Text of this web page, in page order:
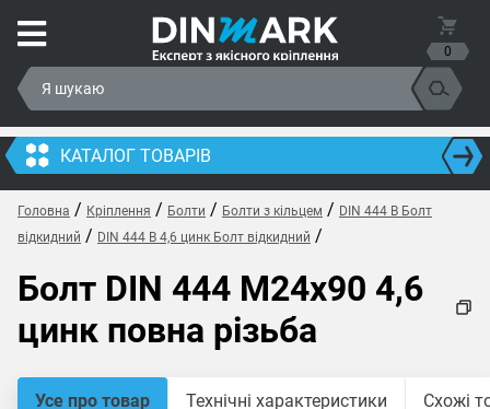
0
КАТАЛОГ ТОВАРІВ
Головна / Кріплення / Болти / Болти з кільцем / DIN 444 B Болт
відкидний / DIN 444 B 4,6 цинк Болт відкидний /
Болт DIN 444 M24x90 4,6
цинк повна різьба
Усе про товар Технічні характеристики Схожі